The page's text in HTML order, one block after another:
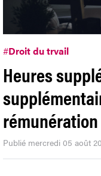
#Droit du trvail
Heures
rémunération
Publié mercredi 05 août